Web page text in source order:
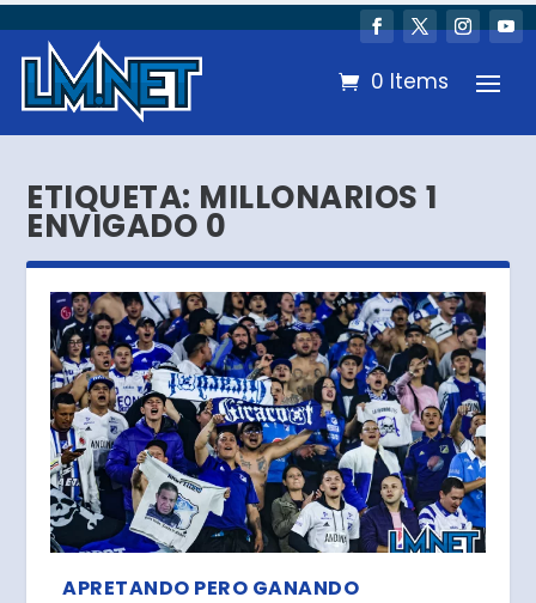
0 Items
ETIQUETA: MILLONARIOS 1
ENVIGADO 0
APRETANDO PERO GANANDO